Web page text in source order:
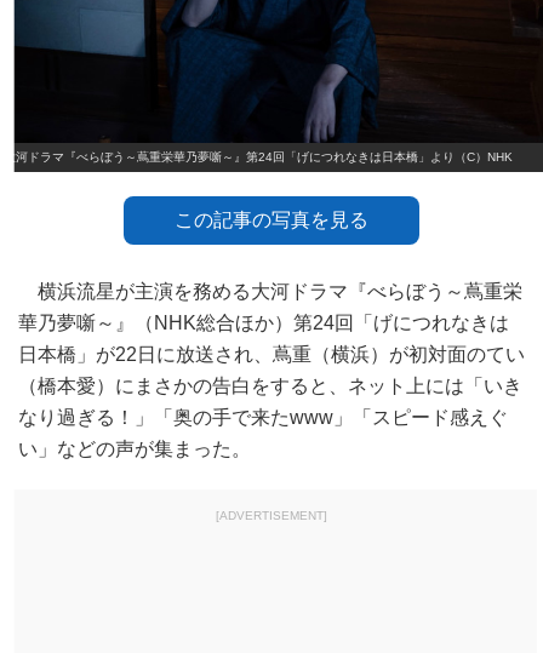
大河ドラマ『べらぼう～蔦重栄華乃夢噺～』第24回「げにつれなきは日本橋」より（C）NHK
この記事の写真を見る
横浜流星が主演を務める大河ドラマ『べらぼう～蔦重栄
華乃夢噺～』（NHK総合ほか）第24回「げにつれなきは
日本橋」が22日に放送され、蔦重（横浜）が初対面のてい
（橋本愛）にまさかの告白をすると、ネット上には「いき
なり過ぎる！」「奥の手で来たwww」「スピード感えぐ
い」などの声が集まった。
[ADVERTISEMENT]